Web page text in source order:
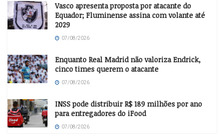
Vasco apresenta proposta por atacante do
Equador; Fluminense assina com volante até
2029
07/08/2026
Enquanto Real Madrid não valoriza Endrick,
cinco times querem o atacante
07/08/2026
INSS pode distribuir R$ 189 milhões por ano
para entregadores do iFood
07/08/2026